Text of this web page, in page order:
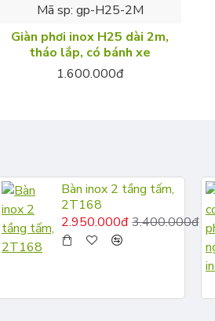
Mã sp: gp-H25-2M
Giàn phơi inox H25 dài 2m,
tháo lắp, có bánh xe
1.600.000đ
Bàn inox 2 tầng tấm,
2T168
2.950.000đ 3.400.000đ